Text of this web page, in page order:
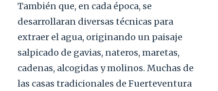
También que, en cada época, se
desarrollaran diversas técnicas para
extraer el agua, originando un paisaje
salpicado de gavias, nateros, maretas,
cadenas, alcogidas y molinos. Muchas de
las casas tradicionales de Fuerteventura